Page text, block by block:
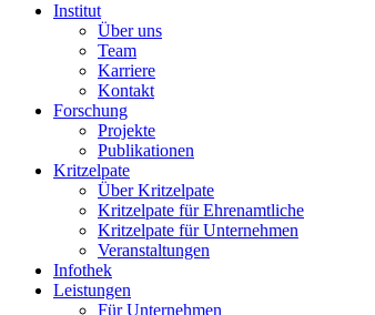
Institut
Über uns
Team
Karriere
Kontakt
Forschung
Projekte
Publikationen
Kritzelpate
Über Kritzelpate
Kritzelpate für Ehrenamtliche
Kritzelpate für Unternehmen
Veranstaltungen
Infothek
Leistungen
Für Unternehmen